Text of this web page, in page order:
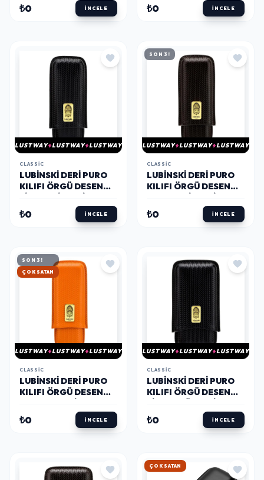
₺0 İNCELE
(60RING)
₺0 İNCELE
LUSTWAY LUSTWAY LUSTWAY
CLASSIC
LUBINSKI DERI PURO
KILIFI ÖRGÜ DESEN
₺0 İNCELE
SON 3!
LUSTWAY LUSTWAY LUSTWAY
CLASSIC
LUBINSKI DERI PURO
KILIFI ÖRGÜ DESEN
₺0 İNCELE
SON 3!
HIZLI KARGO
LUSTWAY LUSTWAY LUSTWAY
CLASSIC
LUBINSKI DERI PURO
KILIFI ÖRGÜ DESEN
(60RING)
₺0 İNCELE
LUSTWAY LUSTWAY LUSTWAY
CLASSIC
LUBINSKI DERI PURO
KILIFI ÖRGÜ DESEN
₺0 İNCELE
HIZLI KARGO